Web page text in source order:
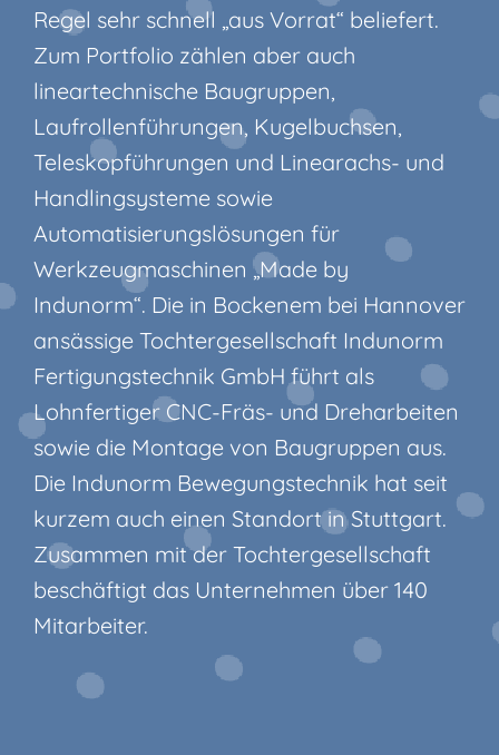
Regel sehr schnell „aus Vorrat“ beliefert.
Zum Portfolio zählen aber auch
lineartechnische Baugruppen,
Laufrollenführungen, Kugelbuchsen,
Teleskopführungen und Linearachs- und
Handlingsysteme sowie
Automatisierungslösungen für
Werkzeugmaschinen „Made by
Indunorm“. Die in Bockenem bei Hannover
ansässige Tochtergesellschaft Indunorm
Fertigungstechnik GmbH führt als
Lohnfertiger CNC-Fräs- und Dreharbeiten
sowie die Montage von Baugruppen aus.
Die Indunorm Bewegungstechnik hat seit
kurzem auch einen Standort in Stuttgart.
Zusammen mit der Tochtergesellschaft
beschäftigt das Unternehmen über 140
Mitarbeiter.